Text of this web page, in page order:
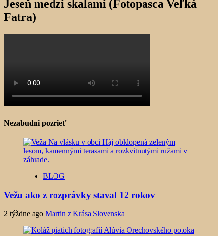
Jeseň medzi skalami (Fotopasca Veľká
Fatra)
Nezabudni pozrieť
BLOG
Vežu ako z rozprávky staval 12 rokov
2 týždne ago Martin z Krása Slovenska